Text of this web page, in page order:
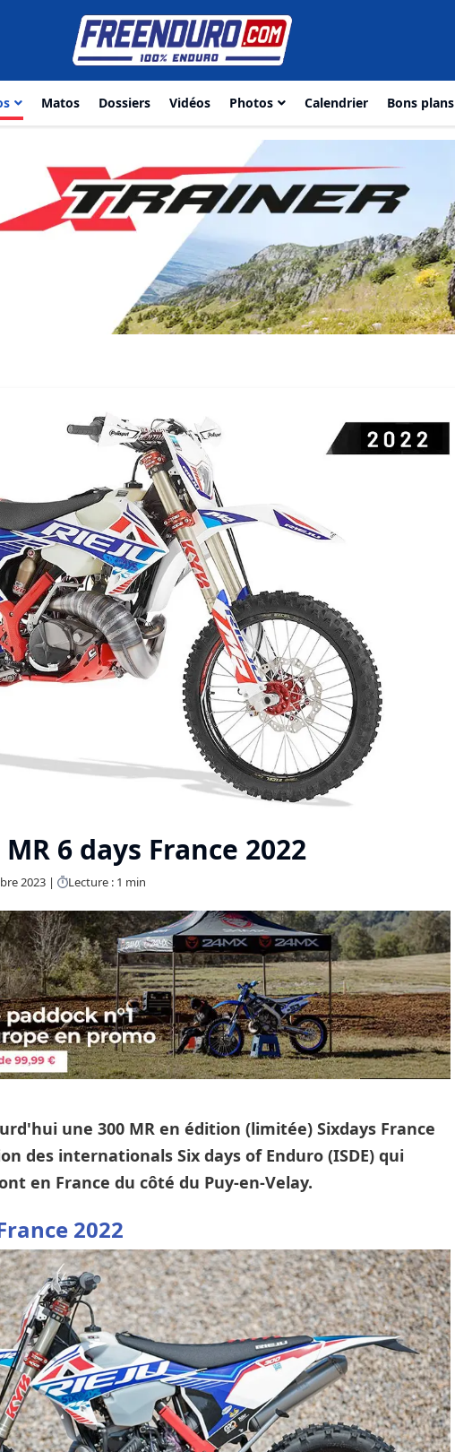
Matos Dossiers Vidéos Photos Calendrier Bons plans
6 days France 2022
2023 Lecture : 1 min
une 300 MR en édition (limitée)Sixdays France
des internationals Six days of Enduro (ISDE) qui
en France du côté du Puy-en-Velay.
2022